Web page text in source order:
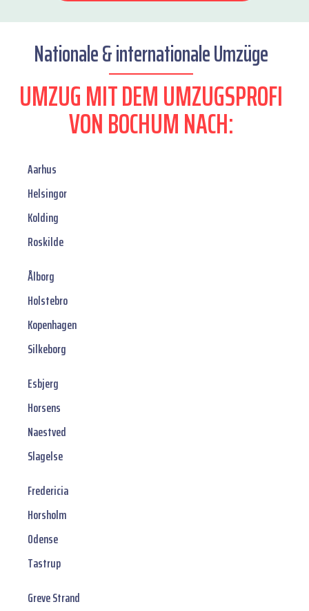
Nationale & internationale Umzüge
UMZUG MIT DEM UMZUGSPROFI
VON BOCHUM NACH:
Aarhus
Helsingor
Kolding
Roskilde
Ålborg
Holstebro
Kopenhagen
Silkeborg
Esbjerg
Horsens
Naestved
Slagelse
Fredericia
Horsholm
Odense
Tastrup
Greve Strand